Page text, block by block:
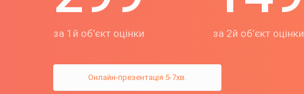
за 1й об’єкт оцінки за 2й об’єкт оцінки
Онлайн-презентація 5-7хв.